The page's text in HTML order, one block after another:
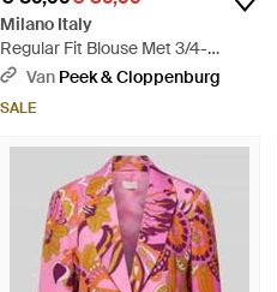
Milano Italy
Regular Fit Blouse Met 3/4-
mouwen - Groen
Van Peek & Cloppenburg
SALE